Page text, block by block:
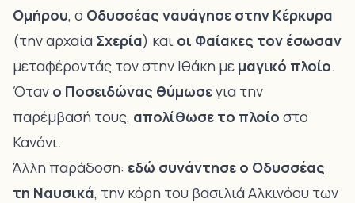
Ομήρου, ο Οδυσσέας ναυάγησε στην Κέρκυρα
(την αρχαία Σχερία) και οι Φαίακες τον έσωσαν
μεταφέροντάς τον στην Ιθάκη με μαγικό πλοίο.
Όταν ο Ποσειδώνας θύμωσεγια την
παρέμβασή τους, απολίθωσε το πλοίο στο
Κανόνι.
Άλλη παράδοση: εδώ συνάντησε ο Οδυσσέας
τη Ναυσικά, την κόρη του βασιλιά Αλκινόου των